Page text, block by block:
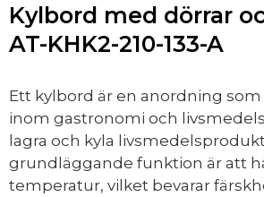
Kylbord med dörrar
AT-KHK2-210-133-A
Ett kylbord är en anordning
inom gastronomi och
lagra och kyla
grundläggande funktion är att
temperatur, vilket bevarar